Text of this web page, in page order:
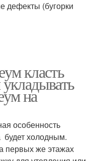
дефекты (бугорки
класть
на
особенность
будет холодным.
первых же этажах